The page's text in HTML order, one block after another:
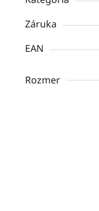
Záruka
EAN
Rozmer